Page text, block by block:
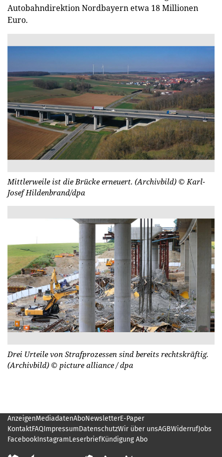
Autobahndirektion Nordbayern etwa 18 Millionen
Euro.
Mittlerweile ist die Brücke erneuert. (Archivbild) © Karl-
Josef Hildenbrand/dpa
Drei Urteile von Strafprozessen sind bereits rechtskräftig.
(Archivbild) © picture alliance / dpa
AnzeigenMediadatenAboNewsletterE-Paper
KontaktFAQImpressumDatenschutzWir über unsAGBWiderrufJobs
FacebookInstagramLeserbriefKündigung Abo